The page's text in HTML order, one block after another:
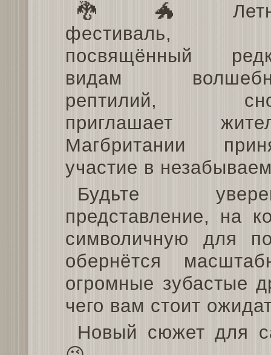
🐉 🐲
фестиваль,
посвящённый
видам
рептилий,
приглашает
Магбритании
участие в
Будьте
представление, на
символичную для
обернётся
огромные зубастые
чего вам стоит
Новый сюжет для